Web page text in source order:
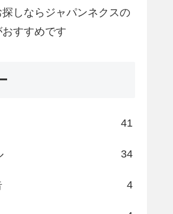
しならジャパンネクスの
すすめです
41
34
4